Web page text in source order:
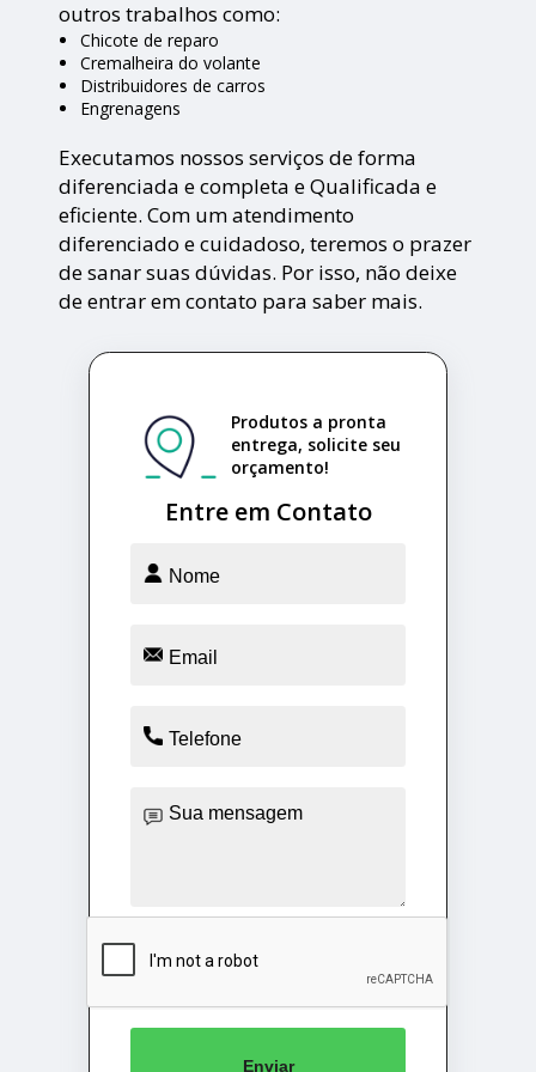
outros trabalhos como:
Chicote de reparo
Cremalheira do volante
Distribuidores de carros
Engrenagens
Executamos nossos serviços de forma
diferenciada e completa e Qualificada e
eficiente. Com um atendimento
diferenciado e cuidadoso, teremos o prazer
de sanar suas dúvidas. Por isso, não deixe
de entrar em contato para saber mais.
Entre em Contato
Produtos a pronta
entrega, solicite seu
orçamento!
Enviar